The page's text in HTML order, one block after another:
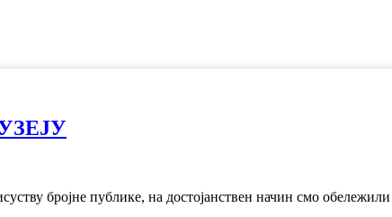
бројне публике, на достојанствен начин смо